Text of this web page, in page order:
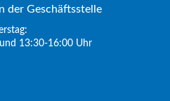
der Geschäftsstelle
13:30-16:00 Uhr